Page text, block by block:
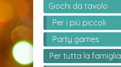
Giochi da tavolo
Per i più piccoli
Party games
Per tutta la famiglia